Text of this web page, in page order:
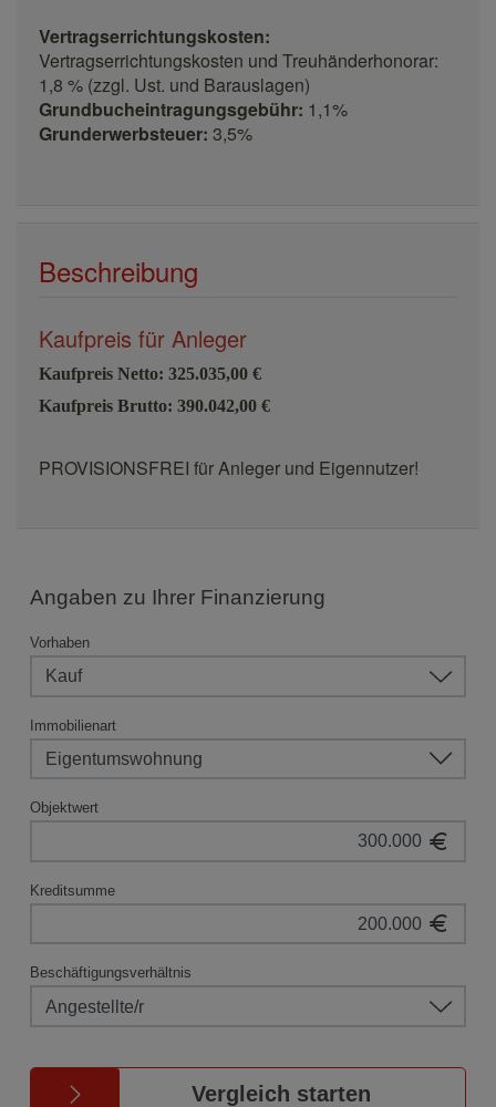
Vertragserrichtungskosten:
Vertragserrichtungskosten und Treuhänderhonorar:
1,8 % (zzgl. Ust. und Barauslagen)
Grundbucheintragungsgebühr: 1,1%
Grunderwerbsteuer: 3,5%
Beschreibung
Kaufpreis für Anleger
Kaufpreis Netto: 325.035,00 €
Kaufpreis Brutto: 390.042,00 €
PROVISIONSFREI für Anleger und Eigennutzer!